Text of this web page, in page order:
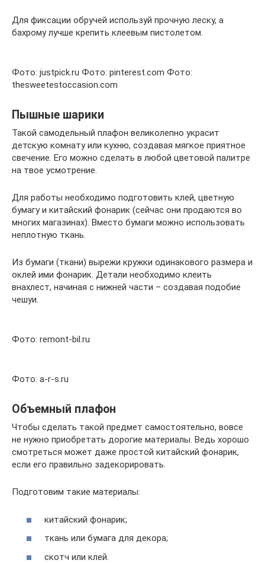
Для фиксации обручей используй прочную леску, а
бахрому лучше крепить клеевым пистолетом.
Фото: justpick.ru Фото: pinterest.com Фото:
thesweetestoccasion.com
Пышные шарики
Такой самодельный плафон великолепно украсит
детскую комнату или кухню, создавая мягкое приятное
свечение. Его можно сделать в любой цветовой палитре
на твое усмотрение.
Для работы необходимо подготовить клей, цветную
бумагу и китайский фонарик (сейчас они продаются во
многих магазинах). Вместо бумаги можно использовать
неплотную ткань.
Из бумаги (ткани) вырежи кружки одинакового размера и
оклей ими фонарик. Детали необходимо клеить
внахлест, начиная с нижней части – создавая подобие
чешуи.
Фото: remont-bil.ru
Фото: a-r-s.ru
Объемный плафон
Чтобы сделать такой предмет самостоятельно, вовсе
не нужно приобретать дорогие материалы. Ведь хорошо
смотреться может даже простой китайский фонарик,
если его правильно задекорировать.
Подготовим такие материалы:
китайский фонарик;
ткань или бумага для декора;
скотч или клей.